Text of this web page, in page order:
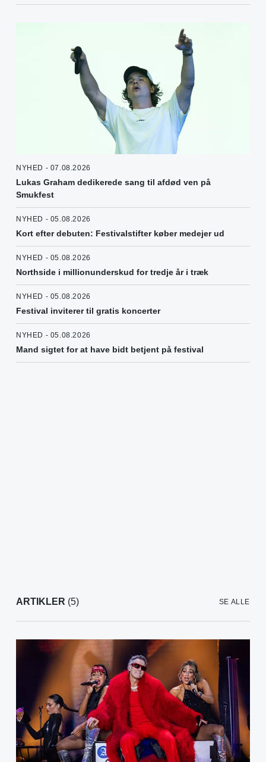
NYHED - 07.08.2026
Lukas Graham dedikerede sang til afdød ven på
Smukfest
NYHED - 05.08.2026
Kort efter debuten: Festivalstifter køber medejer ud
NYHED - 05.08.2026
Northside i millionunderskud for tredje år i træk
NYHED - 05.08.2026
Festival inviterer til gratis koncerter
NYHED - 05.08.2026
Mand sigtet for at have bidt betjent på festival
ARTIKLER (5) SE ALLE